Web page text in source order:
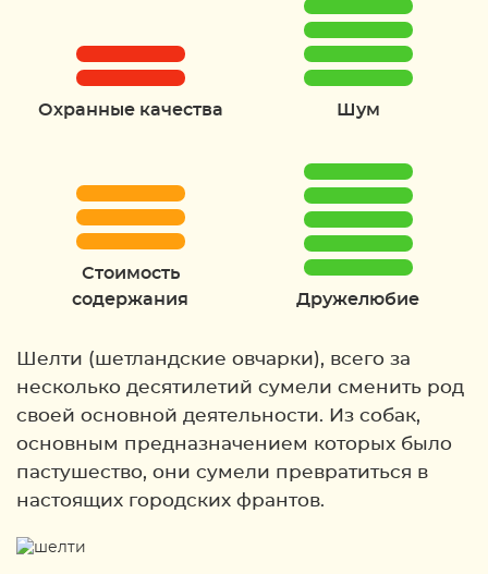
Охранные качества Шум
Стоимость
содержания
Дружелюбие
Шелти (шетландские овчарки), всего за
несколько десятилетий сумели сменить род
своей основной деятельности. Из собак,
основным предназначением которых было
пастушество, они сумели превратиться в
настоящих городских франтов.